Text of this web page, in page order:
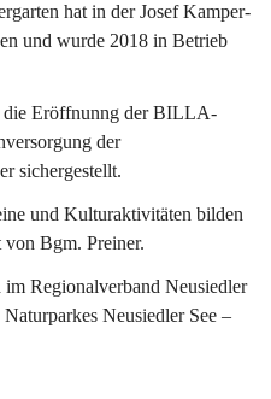
hat in der Josef Kamper-
und wurde 2018 in Betrieb
die Eröffnunng der BILLA-
der
sichergestellt.
und Kulturaktivitäten bilden
Bgm. Preiner.
Regionalverband Neusiedler
Neusiedler See –